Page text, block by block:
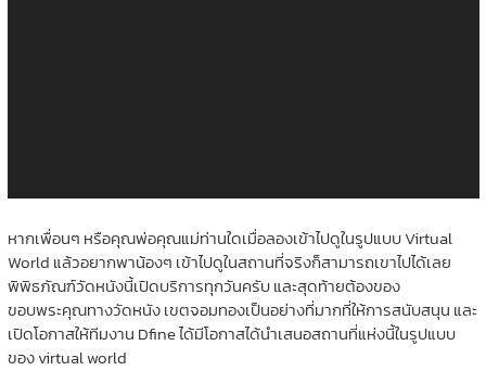
หากเพื่อนๆ หรือคุณพ่อคุณแม่ท่านใดเมื่อลองเข้าไปดูในรูปแบบ Virtual
World แล้วอยากพาน้องๆ เข้าไปดูในสถานที่จริงก็สามารถเขาไปได้เลย
พิพิธภัณฑ์วัดหนังนี้เปิดบริการทุกวันครับ และสุดท้ายต้องของ
ขอบพระคุณทางวัดหนัง เขตจอมทองเป็นอย่างที่มากที่ให้การสนับสนุน และ
เปิดโอกาสให้ทีมงาน Dfine ได้มีโอกาสได้นำเสนอสถานที่แห่งนี้ในรูปแบบ
ของ virtual world